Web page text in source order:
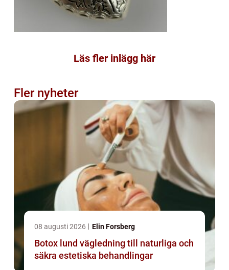
Läs fler inlägg här
Fler nyheter
08 augusti 2026 Elin Forsberg
Botox lund vägledning till naturliga och
säkra estetiska behandlingar